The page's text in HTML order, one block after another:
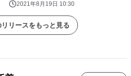
2021年8月19日 10:30
リースをもっと見る